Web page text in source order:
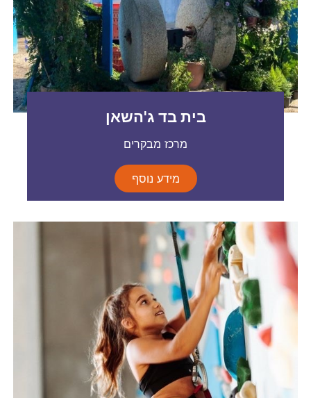
בית בד ג'השאן
מרכז מבקרים
מידע נוסף